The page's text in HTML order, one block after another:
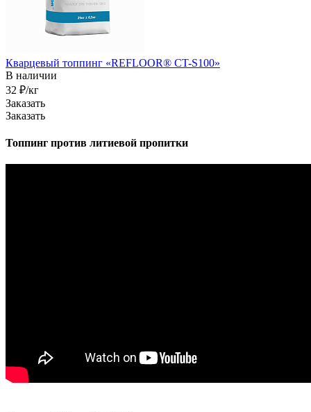
Кварцевый топпинг «REFLOOR® CT-S100»
В наличии
32 ₽/кг
Заказать
Заказать
Топпинг против литиевой пропитки